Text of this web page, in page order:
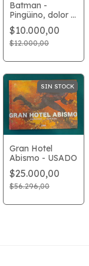
Batman -
Pingüino, dolor y
prejuicio -
USADO
$10.000,00
$12.000,00
SIN STOCK
Gran Hotel
Abismo - USADO
$25.000,00
$56.296,00